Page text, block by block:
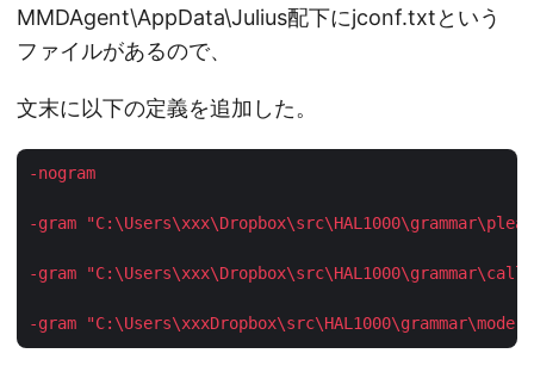
MMDAgent\AppData\Julius配下にjconf.txtという
ファイルがあるので、
文末に以下の定義を追加した。
-nogram
-gram
-gram "C:\Users\xxx\Dropbox\src\HAL1000\grammar\call"
-gram "C:\Users\xxxDropbox\src\HAL1000\grammar\mode"